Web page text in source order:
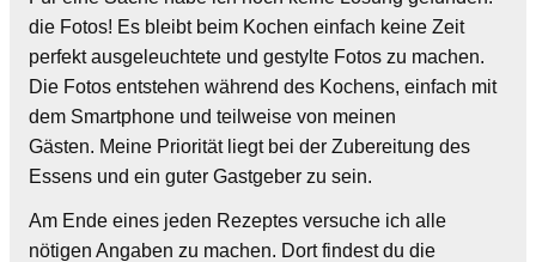
die Fotos! Es bleibt beim Kochen einfach keine Zeit
perfekt ausgeleuchtete und gestylte Fotos zu machen.
Die Fotos entstehen während des Kochens, einfach mit
dem Smartphone und teilweise von meinen
Gästen. Meine Priorität liegt bei der Zubereitung des
Essens und ein guter Gastgeber zu sein.
Am Ende eines jeden Rezeptes versuche ich alle
nötigen Angaben zu machen. Dort findest du die